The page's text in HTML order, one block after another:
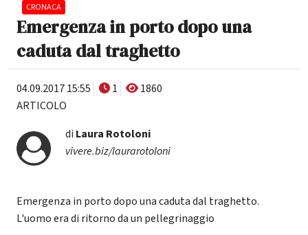
CRONACA
Emergenza in porto dopo una
caduta dal traghetto
04.09.2017 15:55 1
1860
ARTICOLO
di Laura Rotoloni
vivere.biz/laurarotoloni
Emergenza in porto dopo una caduta dal traghetto.
L'uomo era di ritorno da un pellegrinaggio